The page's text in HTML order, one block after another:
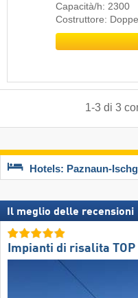
Capacità/h: 2300
Costruttore:
1-3di 3
Hotels: Paznaun-Ischgl
Il meglio delle recensioni
Impianti di risalita TOP